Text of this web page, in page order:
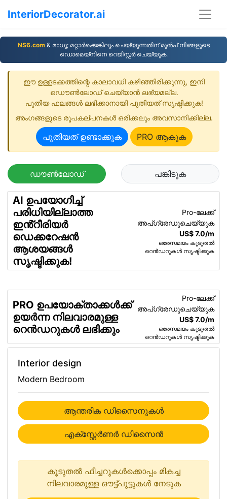
InteriorDecorator.ai
NS6.com& മാധു; മറ്റാര്‍ക്കെങ്കിലും ചെയ്യുന്നതിന് മുന്‍പ് നിങ്ങളുടെ
ഡൊമെയ്നിനെ റെജിസ്റ്റര്‍ ചെയ്യുക.
ഈ ഉള്ളടക്കത്തിന്റെ കാലാവധി കഴിഞ്ഞിരിക്കുന്നു, ഇനി
ഡൌണ്‍ലോഡ് ചെയ്യാന്‍ ലഭ്യമല്ല.
പുതിയ ഫലങ്ങൾ ലഭിക്കാനായി പുതിയത്‌ സൃഷ്ടിക്കുക!
അംഗങ്ങളുടെ രൂപകല്പനകള്‍ ഒരിക്കലും അവസാനിക്കില്ല.
പുതിയത് ഉണ്ടാക്കുക PRO ആകുക
ഡൗൺലോഡ് പങ്കിടുക
AI ഉപയോഗിച്ച്
പരിധിയില്ലാത്ത
ഇൻ്റീരിയർ
ഡെക്കറേഷൻ
ആശയങ്ങൾ
സൃഷ്ടിക്കുക!
Pro-ലേക്ക്
അപ്ഗ്രേഡുചെയ്യുക
US$ 7.0/m
ഒരേസമയം കൂടുതൽ
റെൻഡറുകൾ സൃഷ്ടിക്കുക
PRO ഉപയോക്താക്കൾക്ക്
ഉയർന്ന നിലവാരമുള്ള
റെൻഡറുകൾ ലഭിക്കും
Pro-ലേക്ക്
അപ്ഗ്രേഡുചെയ്യുക
US$ 7.0/m
ഒരേസമയം കൂടുതൽ
റെൻഡറുകൾ സൃഷ്ടിക്കുക
Interior design
Modern Bedroom
ആന്തരിക ഡിസൈനുകള്‍
എക്സ്റ്റേര്‍ണര്‍ ഡിസൈന്‍
കൂടുതൽ ഫീച്ചറുകൾക്കൊപ്പം മികച്ച
നിലവാരമുള്ള ഔട്ട്പുട്ടുകൾ നേടുക